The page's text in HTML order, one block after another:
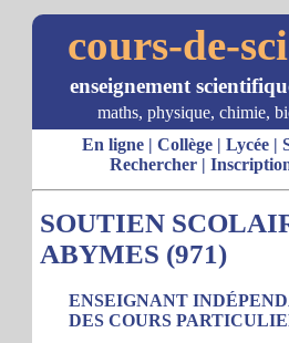
cours-de-
enseignement
maths, physique, chimie,
En ligne| Collège| Lycée|
Rechercher|
SOUTIEN
ABYMES (971)
ENSEIGNANT
DES COURS